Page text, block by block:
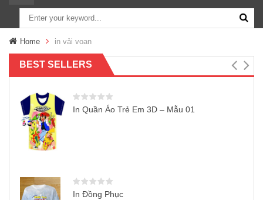
Home in vải voan
BEST SELLERS
In Quần Áo Trẻ Em 3D – Mẫu 01
In Đồng Phục